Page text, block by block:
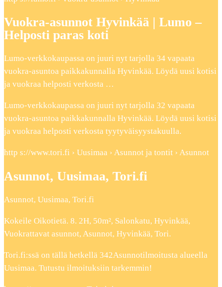
Vuokra-asunnot Hyvinkää | Lumo –
Helposti paras koti
Lumo-verkkokaupassa on juuri nyt tarjolla 34 vapaata
vuokra-asuntoa paikkakunnalla Hyvinkää. Löydä uusi kotisi
ja vuokraa helposti verkosta …
Lumo-verkkokaupassa on juuri nyt tarjolla 32 vapaata
vuokra-asuntoa paikkakunnalla Hyvinkää. Löydä uusi kotisi
ja vuokraa helposti verkosta tyytyväisyystakuulla.
http s://www.tori.fi › Uusimaa › Asunnot ja tontit › Asunnot
Asunnot, Uusimaa, Tori.fi
Asunnot, Uusimaa, Tori.fi
Kokeile Oikotietä. 8. 2H, 50m², Salonkatu, Hyvinkää,
Vuokrattavat asunnot, Asunnot, Hyvinkää, Tori.
Tori.fi:ssä on tällä hetkellä 342Asunnotilmoitusta alueella
Uusimaa. Tutustu ilmoituksiin tarkemmin!